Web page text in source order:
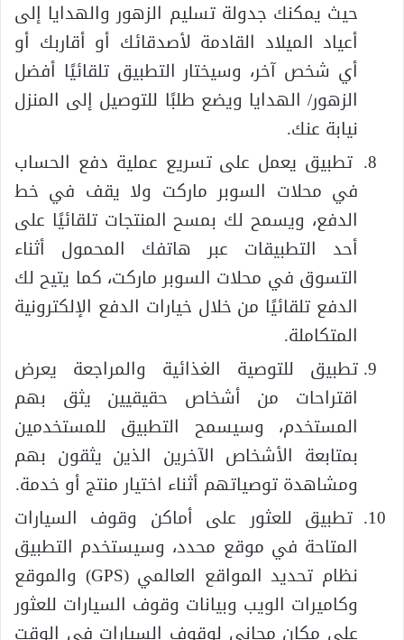
حيث يمكنك جدولة تسليم الزهور والهدايا إلى
أعياد الميلاد القادمة لأصدقائك أو أقاربك أو
أي شخص آخر، وسيختار التطبيق تلقائيًا أفضل
الزهور/ الهدايا ويضع طلبًا للتوصيل إلى المنزل
نيابة عنك.
تطبيق يعمل على تسريع عملية دفع الحساب
في محلات السوبر ماركت ولا يقف في خط
الدفع، ويسمح لك بمسح المنتجات تلقائيًا على
أحد التطبيقات عبر هاتفك المحمول أثناء
التسوق في محلات السوبر ماركت، كما يتيح لك
الدفع تلقائيًا من خلال خيارات الدفع الإلكترونية
المتكاملة.
تطبيق للتوصية الغذائية والمراجعة يعرض
اقتراحات من أشخاص حقيقيين يثق بهم
المستخدم، وسيسمح التطبيق للمستخدمين
بمتابعة الأشخاص الآخرين الذين يثقون بهم
ومشاهدة توصياتهم أثناء اختيار منتج أو خدمة.
تطبيق للعثور على أماكن وقوف السيارات
المتاحة في موقع محدد، وسيستخدم التطبيق
نظام تحديد المواقع العالمي (GPS) والموقع
وكاميرات الويب وبيانات وقوف السيارات للعثور